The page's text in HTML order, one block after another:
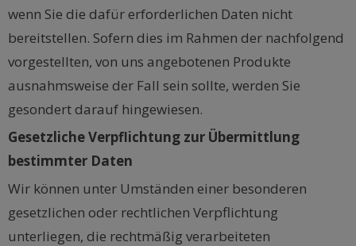
wenn Sie die dafür erforderlichen Daten nicht
bereitstellen. Sofern dies im Rahmen der nachfolgend
vorgestellten, von uns angebotenen Produkte
ausnahmsweise der Fall sein sollte, werden Sie
gesondert darauf hingewiesen.
Gesetzliche Verpflichtung zur Übermittlung
bestimmter Daten
Wir können unter Umständen einer besonderen
gesetzlichen oder rechtlichen Verpflichtung
unterliegen, die rechtmäßig verarbeiteten